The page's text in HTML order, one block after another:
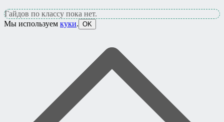
Гайдов по классу пока нет.
Мы используем куки. OK